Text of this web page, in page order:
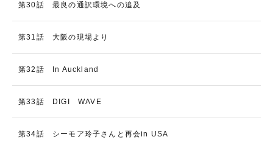
第30話 最良の通訳環境への追及
第31話 大阪の現場より
第32話 In Auckland
第33話 DIGI WAVE
第34話 シーモア玲子さんと再会in USA